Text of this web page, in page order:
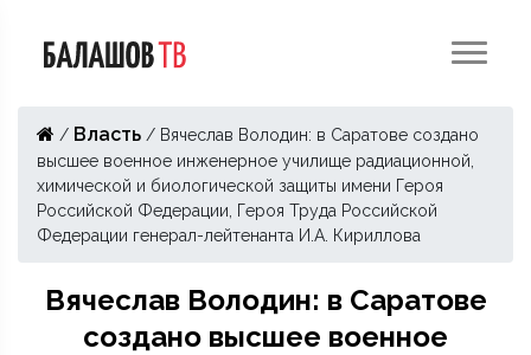
/ Власть / Вячеслав Володин: в Саратове создано
высшее военное инженерное училище радиационной,
химической и биологической защиты имени Героя
Российской Федерации, Героя Труда Российской
Федерации генерал-лейтенанта И.А. Кириллова
Вячеслав Володин: в Саратове
создано высшее военное